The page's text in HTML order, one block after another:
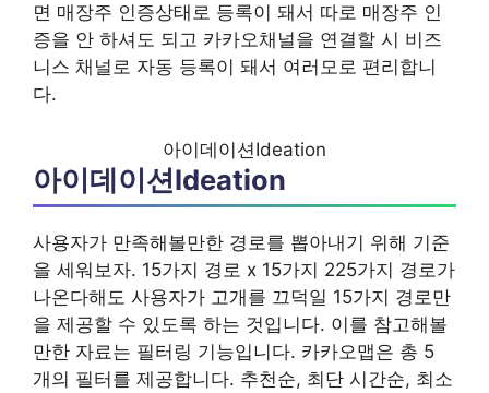
면 매장주 인증상태로 등록이 돼서 따로 매장주 인
증을 안 하셔도 되고 카카오채널을 연결할 시 비즈
니스 채널로 자동 등록이 돼서 여러모로 편리합니
다.
아이데이션Ideation
아이데이션Ideation
사용자가 만족해볼만한 경로를 뽑아내기 위해 기준
을 세워보자. 15가지 경로 x 15가지 225가지 경로가
나온다해도 사용자가 고개를 끄덕일 15가지 경로만
을 제공할 수 있도록 하는 것입니다. 이를 참고해볼
만한 자료는 필터링 기능입니다. 카카오맵은 총 5
개의 필터를 제공합니다. 추천순, 최단 시간순, 최소